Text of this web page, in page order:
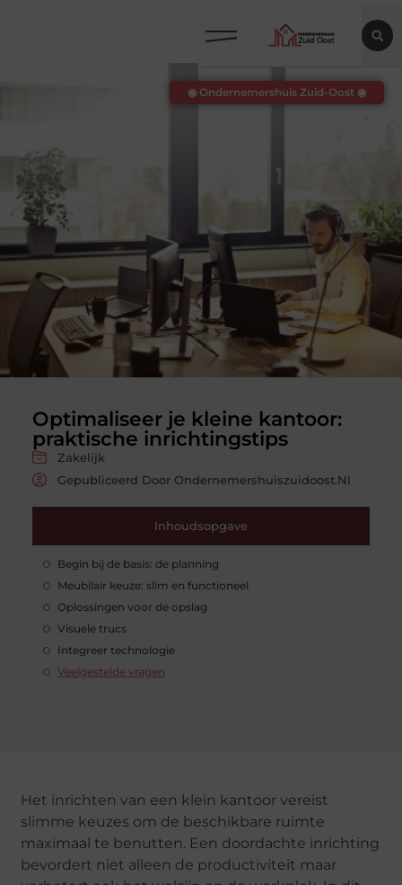
Optimaliseer je kleine kantoor:
praktische inrichtingstips
Zakelijk
Gepubliceerd Door Ondernemershuiszuidoost.nl
Inhoudsopgave
Begin bij de basis: de planning
Meubilair keuze: slim en functioneel
Oplossingen voor de opslag
Visuele trucs
Integreer technologie
Veelgestelde vragen
◉ Ondernemershuis Zuid-Oost ◉
Het inrichten van een klein kantoor vereist
slimme keuzes om de beschikbare ruimte
maximaal te benutten. Een doordachte inrichting
bevordert niet alleen de productiviteit maar